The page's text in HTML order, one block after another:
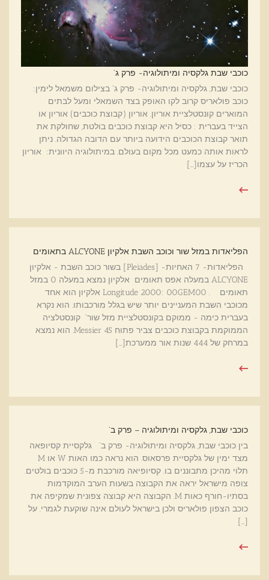
כוכבי שבת גלקסיה ומיתולוגיה- פרק ג'
כוכבי שבת, גלקסיה ומיתולוגיה- פרק ג' בצילום משמאל לימין:
כוכב פולאריס קרוב לקו האופק בצד השמאלי ומעל לבתים
המוארים קונסטלציית אוריון. אוריון (קבוצת כוכבים) אוריון או
הצייד בעברית : כסיל היא קבוצת כוכבים בולטת, שחולקת את
תואר קבוצת הכוכבים הידועה ביותר עם הדובה הגדולה. ניתן
לראות אותה כמעט מכל מקום בעולם. במיתולוגיה היוונית: אוריון
הכריז על עצמו[…]
הפליאדות במזל שור וכוכב השבת אלקיון ALCYONE בתאומים
הפליאדות- 7 האחיות- [Pleiades] בשור כוכב השבת - אלקיון
ALCYONE במעלה אפס תאומים אלקיון נמצא במעלה 0 במזל
תאומים . Longitude 2000: 00GEM00 אלקיון הוא אחד
מכוכבי השבת המעניינים יותר שיש בגלל מורכבותו. הוא נקרא
בעברית כימה - ממוקם בקונסטלציית מזל שור' קונסטלציה
הממוקמת בקבוצת כוכבים צביר פתוח Messier 45. הוא נמצא
במרחק של 444 שנות אור ממערכת[…]
כוכבי שבת, גלקסיה ומיתולוגיה – פרק ב'
בין כוכבי שבת, גלקסיה ומיתולוגיה- פרק ב' גלקסיית קסיופאה
מצד ימין של גלקסיית פרסאוס. הוא נראה כמו האות W או M
תלוי מהיכן מתבוננים בו. קסיופיאה מורכבת מ-5 כוכבים בולטים.
צופה מישראל יראה את הקבוצה בשעות הערב המוקדמות
בסתיו-חורף כאות M. הקבוצה היא קבוצה צפונית שמקיפה את
כוכב הצפון פולאריס ולכן בישראל לעולם אינה שוקעת לגמרי. על
[…]